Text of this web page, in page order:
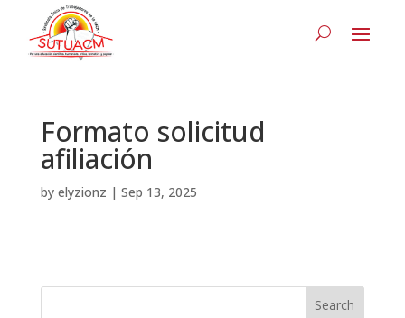
Formato solicitud
afiliación
by elyzionz | Sep 13, 2025
Search